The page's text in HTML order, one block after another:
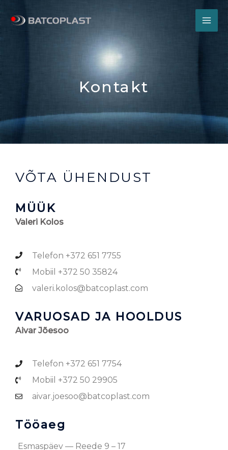
Kontakt
VÕTA ÜHENDUST
MÜÜK
Valeri Kolos
Telefon +372 651 7755
Mobiil +372 50 35824
valeri.kolos@batcoplast.com
VARUOSAD JA HOOLDUS
Aivar Jõesoo
Telefon +372 651 7754
Mobiil +372 50 29905
aivar.joesoo@batcoplast.com
Tööaeg
Esmaspäev — Reede 9 – 17